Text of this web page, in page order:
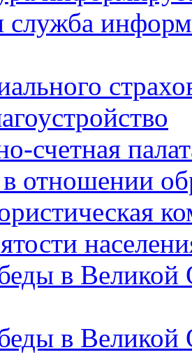
служба
счетная
отношении
в Великой
в Великой